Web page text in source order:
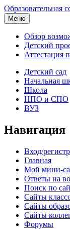
Образовательная
Меню
Обзор
Детский
Аттестация
Детский сад
Начальная
Школа
НПО и СПО
ВУЗ
Навигация
Вход/
Главная
Мой мини-
Ответы на
Поиск по
Сайты
Сайты
Сайты
Форумы